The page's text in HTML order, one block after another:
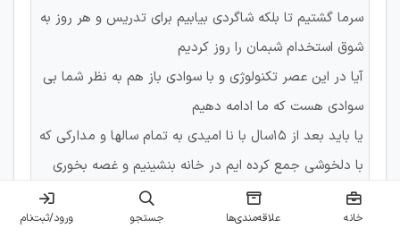
سرما گشتیم تا بلکه شاگردی بیابیم برای تدریس و هر روز به
شوق استخدام شبمان را روز کردیم
آیا در این عصر تکنولوژی و با سوادی باز هم به نظر شما بی
سوادی هست که ما ادامه دهیم
یا باید بعد از ۱۵سال با نا امیدی به تمام سالها و مدارکی که
با دلخوشی جمع کرده ایم در خانه بنشینیم و غصه بخوری
ما خواهان عدالت هستین
خانه علاقه‌مندی‌ها جستجو ورود/ثبت‌نام